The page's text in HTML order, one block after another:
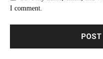
I comment.